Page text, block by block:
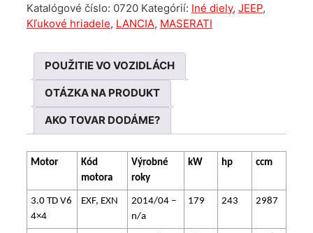
Maserati
Chrysler
3.0
Katalógové číslo: 0720 Kategórií: Iné diely, JEEP,
Kľukové hriadele, LANCIA, MASERATI
POUŽITIE VO VOZIDLÁCH
OTÁZKA NA PRODUKT
AKO TOVAR DODÁME?
Motor
Kód
motora
Výrobné
roky
kW hp ccm
3.0 TD V6
4×4
EXF, EXN
2014/04 –
n/a
179 243 2987